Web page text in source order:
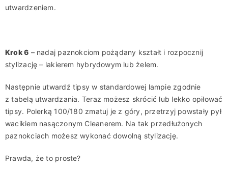
utwardzeniem.
Krok 6 – nadaj paznokciom pożądany kształt i rozpocznij
stylizację – lakierem hybrydowym lub żelem.
Następnie utwardź tipsy w standardowej lampie zgodnie
z tabelą utwardzania. Teraz możesz skrócić lub lekko opiłować
tipsy. Polerką 100/180 zmatuj je z góry, przetrzyj powstały pył
wacikiem nasączonym Cleanerem. Na tak przedłużonych
paznokciach możesz wykonać dowolną stylizację.
Prawda, że to proste?